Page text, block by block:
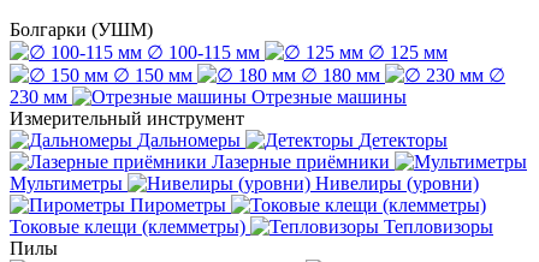
Болгарки (УШМ)
∅ 100-115 мм
∅ 125 мм
∅ 150 мм
∅ 180 мм
∅
230 мм
Отрезные машины
Измерительный инструмент
Дальномеры
Детекторы
Лазерные приёмники
Мультиметры
Нивелиры (уровни)
Пирометры
Токовые клещи (клемметры)
Тепловизоры
Пилы